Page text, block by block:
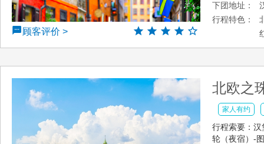
顾客评价 >
下团地址：
行程特色：
北欧之
家人有约
行程索要：
轮（夜宿）-